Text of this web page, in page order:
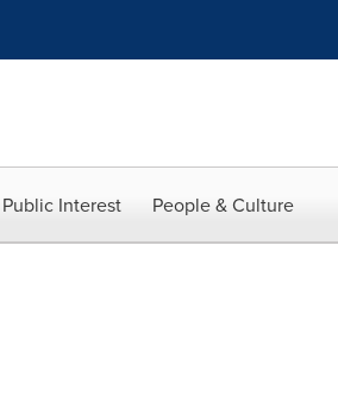
Interest People & Culture